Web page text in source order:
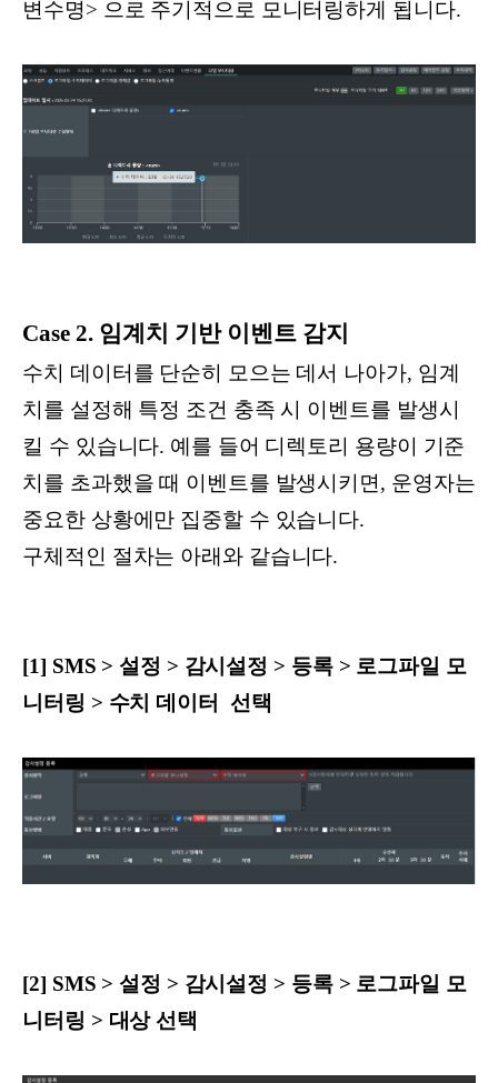
변수명> 으로 주기적으로 모니터링하게 됩니다.
Case 2. 임계치 기반 이벤트 감지
수치 데이터를 단순히 모으는 데서 나아가, 임계
치를 설정해 특정 조건 충족 시 이벤트를 발생시
킬 수 있습니다. 예를 들어 디렉토리 용량이 기준
치를 초과했을 때 이벤트를 발생시키면, 운영자는
중요한 상황에만 집중할 수 있습니다.
구체적인 절차는 아래와 같습니다.
[1] SMS > 설정 > 감시설정 > 등록 > 로그파일 모
니터링 > 수치 데이터 선택
[2] SMS > 설정 > 감시설정 > 등록 > 로그파일 모
니터링 > 대상 선택